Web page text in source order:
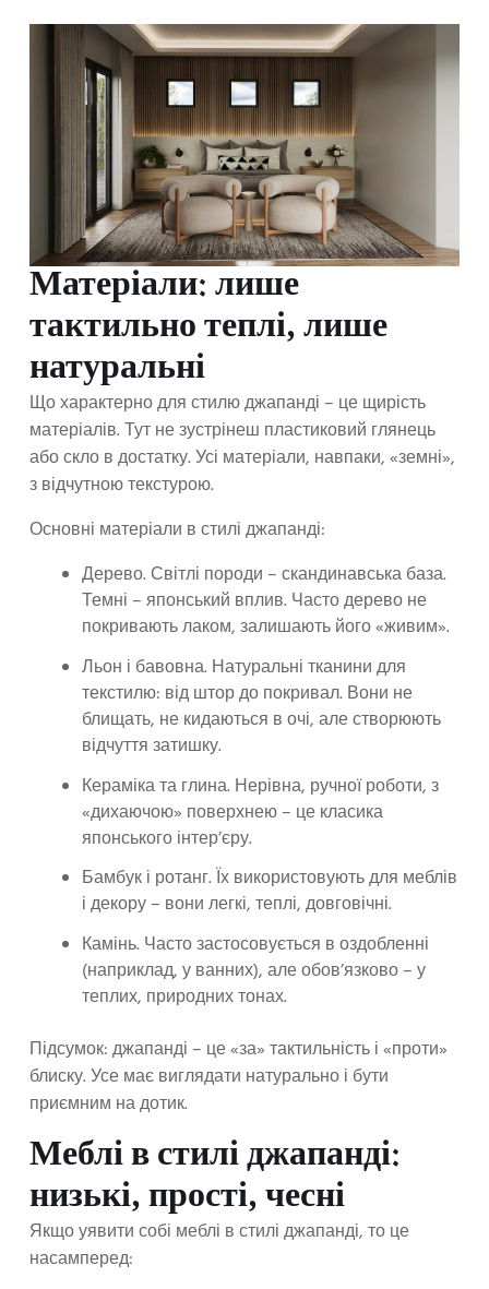
Матеріали: лише
тактильно теплі, лише
натуральні
Що характерно для стилю джапанді – це щирість
матеріалів. Тут не зустрінеш пластиковий глянець
або скло в достатку. Усі матеріали, навпаки, «земні»,
з відчутною текстурою.
Основні матеріали в стилі джапанді:
Дерево. Світлі породи – скандинавська база.
Темні – японський вплив. Часто дерево не
покривають лаком, залишають його «живим».
Льон і бавовна. Натуральні тканини для
текстилю: від штор до покривал. Вони не
блищать, не кидаються в очі, але створюють
відчуття затишку.
Кераміка та глина. Нерівна, ручної роботи, з
«дихаючою» поверхнею – це класика
японського інтер’єру.
Бамбук і ротанг. Їх використовують для меблів
і декору – вони легкі, теплі, довговічні.
Камінь. Часто застосовується в оздобленні
(наприклад, у ванних), але обов’язково – у
теплих, природних тонах.
Підсумок: джапанді – це «за» тактильність і «проти»
блиску. Усе має виглядати натурально і бути
приємним на дотик.
Меблі в стилі джапанді:
низькі, прості, чесні
Якщо уявити собі меблі в стилі джапанді, то це
насамперед: